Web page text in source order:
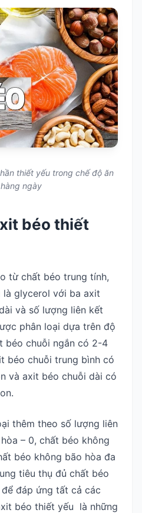
thiết yếu trong chế độ ăn
ngày
béo thiết
từ chất béo trung tính,
glycerol với ba axit
và số lượng liên kết
phân loại dựa trên độ
béo chuỗi ngắn có 2-4
béo chuỗi trung bình có
và axit béo chuỗi dài có
thêm theo số lượng liên
– 0, chất béo không
béo không bão hòa đa
tiêu thụ đủ chất béo
đáp ứng tất cả các
béo thiết yếu là những